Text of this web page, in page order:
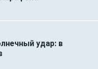
удар: в